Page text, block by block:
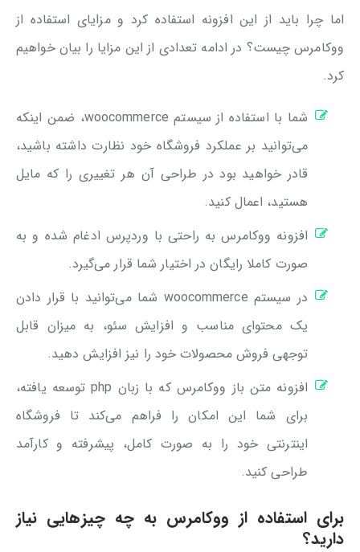
اما چرا باید از این افزونه استفاده کرد و مزایای استفاده از
ووکامرس چیست؟ در ادامه تعدادی از این مزایا را بیان خواهیم
کرد.
شما با استفاده از سیستم woocommerce، ضمن اینکه
می‌توانید بر عملکرد فروشگاه خود نظارت داشته باشید،
قادر خواهید بود در طراحی آن هر تغییری را که مایل
هستید، اعمال کنید.
افزونه ووکامرس به راحتی با وردپرس ادغام شده و به
صورت کاملا رایگان در اختیار شما قرار می‌گیرد.
در سیستم woocommerce شما می‌توانید با قرار دادن
یک محتوای مناسب و افزایش سئو، به میزان قابل
توجهی فروش محصولات خود را نیز افزایش دهید.
افزونه متن باز ووکامرس که با زبان php توسعه یافته،
برای شما این امکان را فراهم می‌کند تا فروشگاه
اینترنتی خود را به صورت کامل، پیشرفته و کارآمد
طراحی کنید.
برای استفاده از ووکامرس به چه چیزهایی نیاز
دارید؟